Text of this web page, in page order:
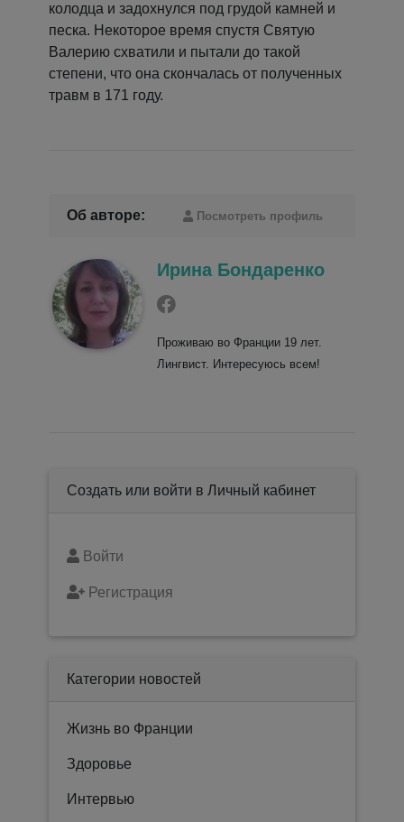
колодца и задохнулся под грудой камней и
песка. Некоторое время спустя Святую
Валерию схватили и пытали до такой
степени, что она скончалась от полученных
травм в 171 году.
Об авторе: Посмотреть профиль
Ирина Бондаренко
Проживаю во Франции 19 лет.
Лингвист. Интересуюсь всем!
Создать или войти в Личный кабинет
Войти
Регистрация
Категории новостей
Жизнь во Франции
Здоровье
Интервью